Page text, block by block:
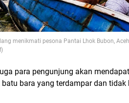
menikmati pesona Pantai Lhok Bubon,
para pengunjung akan
bara yang terdampar dan